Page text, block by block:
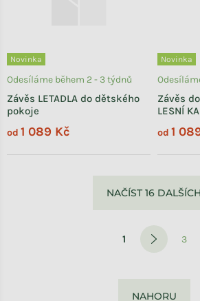
Novinka
Závěs LETADLA do dětského
pokoje
Odesíláme během 2 - 3 týdnů
od 1 089 Kč
Novinka
Závěs
LESNÍ
od 1
NAČÍST 16 DALŠÍCH
1 3
NAHORU